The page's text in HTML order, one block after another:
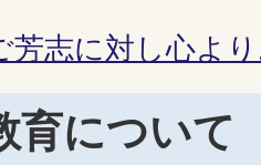
芳志に対し心よ
育について